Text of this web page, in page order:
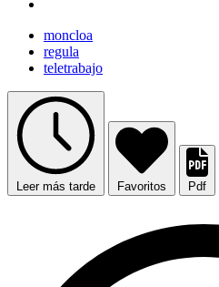
moncloa
regula
teletrabajo
Leer más tarde Favoritos Pdf